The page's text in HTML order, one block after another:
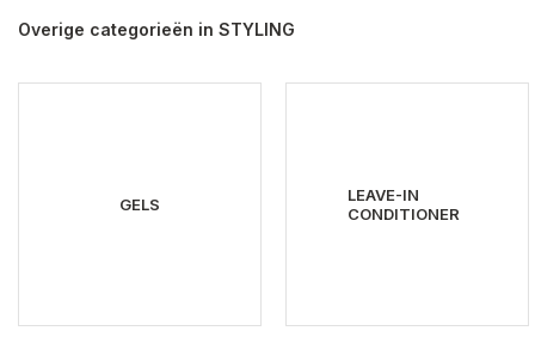
Overige categorieën in STYLING
GELS
LEAVE-IN
CONDITIONER